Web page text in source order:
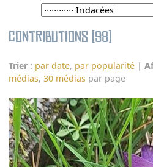
Contributions (98)
Trier : par date, par popularité |
médias,30 médias par page